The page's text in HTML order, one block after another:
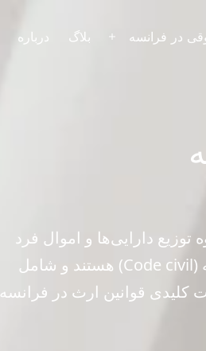
در فرانسه بلاگ درباره
دارایی‌ها و اموال فرد
متوفی را تعیین می‌کنند. این قوانین تحت نظارت کد مدنی فرانسه (Code civil) هستند و شامل
کلیدی قوانین ارث در فرانسه